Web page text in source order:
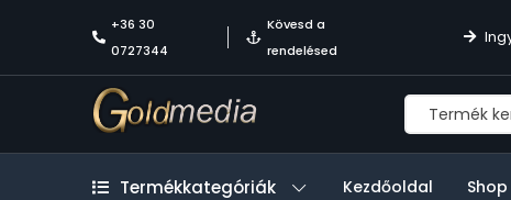
+36 30
0727344
Kövesd a
rendelésed
Termékkategóriák Kezdőoldal Shop